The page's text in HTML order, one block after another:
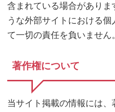
含まれている場合がありま
うな外部サイトにおける
て一切の責任を負いません。
著作権について
当サイト掲載の情報には、